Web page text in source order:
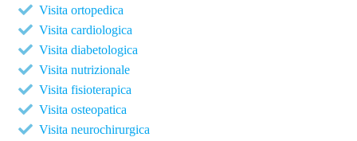
Visita ortopedica
Visita cardiologica
Visita diabetologica
Visita nutrizionale
Visita fisioterapica
Visita osteopatica
Visita neurochirurgica